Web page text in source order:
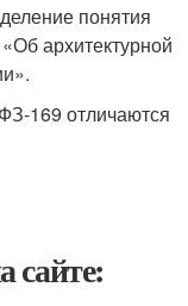
понятия
архитектурной
169 отличаются
сайте: